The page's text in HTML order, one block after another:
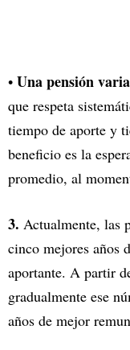
• Una pensión
que respeta
tiempo de aporte y
beneficio es la
promedio, al
3. Actualmente, las
cinco mejores años
aportante. A partir
gradualmente ese
años de mejor